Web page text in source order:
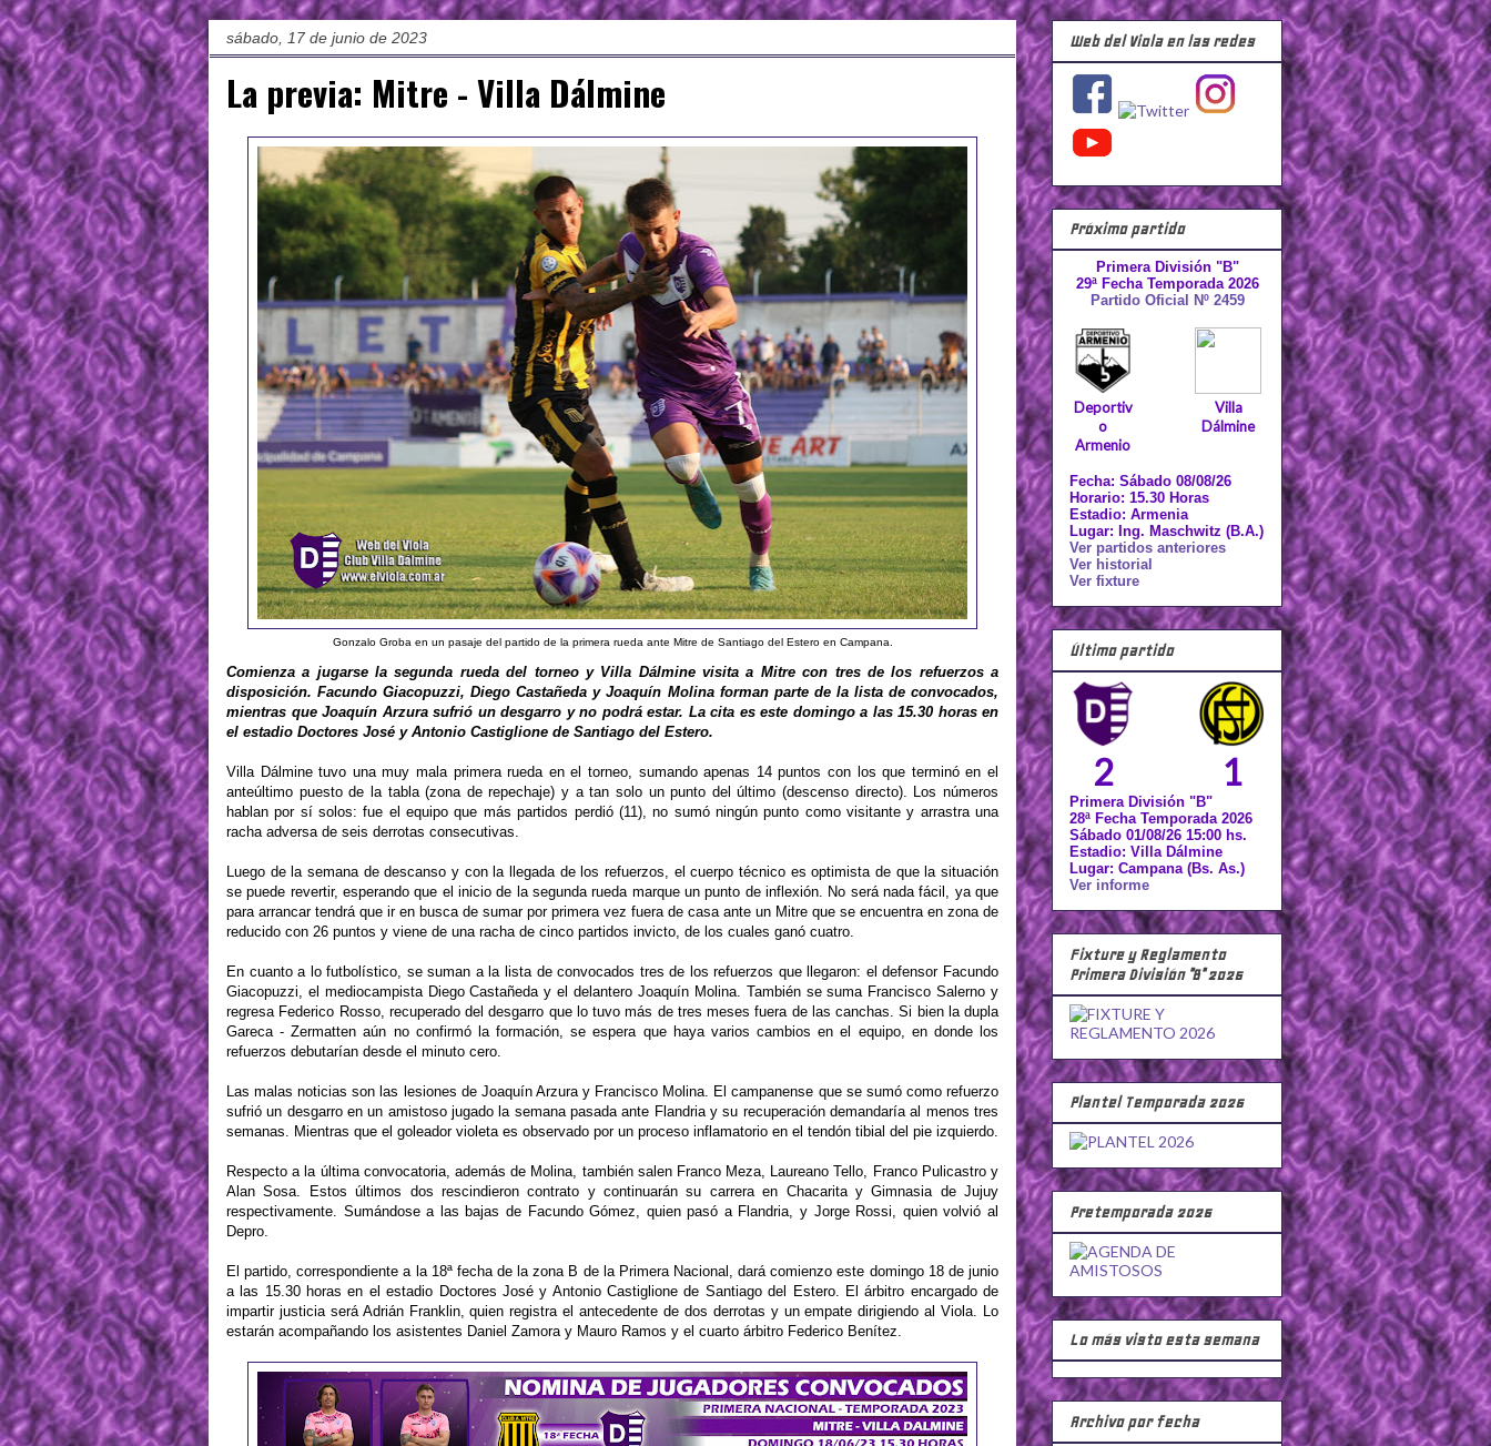
sábado, 17 de junio de 2023
La previa: Mitre - Villa Dálmine
Gonzalo Groba en un pasaje del partido de la primera rueda ante Mitre de Santiago del Estero en Campana.
Comienza a jugarse la segunda rueda del torneo y Villa Dálmine visita a Mitre con tres de los refuerzos a
disposición. Facundo Giacopuzzi, Diego Castañeda y Joaquín Molina forman parte de la lista de convocados,
mientras que Joaquín Arzura sufrió un desgarro y no podrá estar. La cita es este domingo a las 15.30 horas en
el estadio Doctores José y Antonio Castiglione de Santiago del Estero.
Villa Dálmine tuvo una muy mala primera rueda en el torneo, sumando apenas 14 puntos con los que terminó en el
anteúltimo puesto de la tabla (zona de repechaje) y a tan solo un punto del último (descenso directo). Los números
hablan por sí solos: fue el equipo que más partidos perdió (11), no sumó ningún punto como visitante y arrastra una
racha adversa de seis derrotas consecutivas.
Luego de la semana de descanso y con la llegada de los refuerzos, el cuerpo técnico es optimista de que la situación
se puede revertir, esperando que el inicio de la segunda rueda marque un punto de inflexión. No será nada fácil, ya que
para arrancar tendrá que ir en busca de sumar por primera vez fuera de casa ante un Mitre que se encuentra en zona de
reducido con 26 puntos y viene de una racha de cinco partidos invicto, de los cuales ganó cuatro.
En cuanto a lo futbolístico, se suman a la lista de convocados tres de los refuerzos que llegaron: el defensor Facundo
Giacopuzzi, el mediocampista Diego Castañeda y el delantero Joaquín Molina. También se suma Francisco Salerno y
regresa Federico Rosso, recuperado del desgarro que lo tuvo más de tres meses fuera de las canchas. Si bien la dupla
Gareca - Zermatten aún no confirmó la formación, se espera que haya varios cambios en el equipo, en donde los
refuerzos debutarían desde el minuto cero.
Las malas noticias son las lesiones de Joaquín Arzura y Francisco Molina. El campanense que se sumó como refuerzo
sufrió un desgarro en un amistoso jugado la semana pasada ante Flandria y su recuperación demandaría al menos tres
semanas. Mientras que el goleador violeta es observado por un proceso inflamatorio en el tendón tibial del pie izquierdo.
Respecto a la última convocatoria, además de Molina, también salen Franco Meza, Laureano Tello, Franco Pulicastro y
Alan Sosa. Estos últimos dos rescindieron contrato y continuarán su carrera en Chacarita y Gimnasia de Jujuy
respectivamente. Sumándose a las bajas de Facundo Gómez, quien pasó a Flandria, y Jorge Rossi, quien volvió al
Depro.
El partido, correspondiente a la 18ª fecha de la zona B de la Primera Nacional, dará comienzo este domingo 18 de junio
a las 15.30 horas en el estadio Doctores José y Antonio Castiglione de Santiago del Estero. El árbitro encargado de
impartir justicia será Adrián Franklin, quien registra el antecedente de dos derrotas y un empate dirigiendo al Viola. Lo
estarán acompañando los asistentes Daniel Zamora y Mauro Ramos y el cuarto árbitro Federico Benítez.
Web del Viola en las redes
Próximo partido
Primera División "B"
29ª Fecha Temporada 2026
Partido Oficial Nº 2459
Deportiv
o
Armenio
Villa
Dálmine
Fecha: Sábado 08/08/26
Horario: 15.30 Horas
Estadio: Armenia
Lugar: Ing. Maschwitz (B.A.)
Ver partidos anteriores
Ver historial
Ver fixture
Último partido
2 1
Primera División "B"
28ª Fecha Temporada 2026
Sábado 01/08/26 15:00 hs.
Estadio: Villa Dálmine
Lugar: Campana (Bs. As.)
Ver informe
Fixture y Reglamento
Primera División "B" 2026
Plantel Temporada 2026
Pretemporada 2026
Lo más visto esta semana
Archivo por fecha